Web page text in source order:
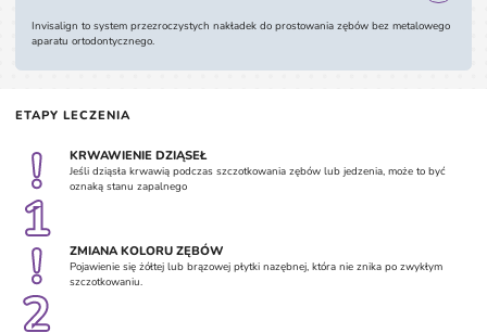
Invisalign to system przezroczystych nakładek do prostowania zębów bez metalowego
aparatu ortodontycznego.
ETAPY LECZENIA
!
1
KRWAWIENIE DZIĄSEŁ
Jeśli dziąsła krwawią podczas szczotkowania zębów lub jedzenia, może to być
oznaką stanu zapalnego
!
2
ZMIANA KOLORU ZĘBÓW
Pojawienie się żółtej lub brązowej płytki nazębnej, która nie znika po zwykłym
szczotkowaniu.